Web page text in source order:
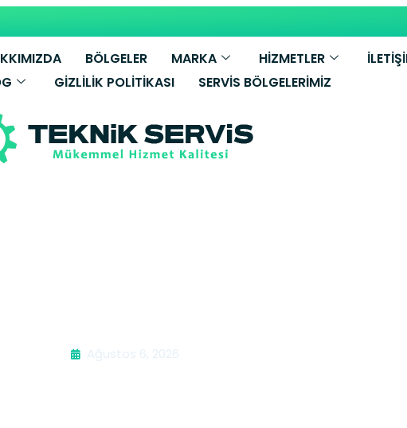
BÖLGELER MARKA HİZMETLER
GIZLILIK POLITIKASI SERVIS BÖLGELERIMIZ
Ağustos 6, 2026